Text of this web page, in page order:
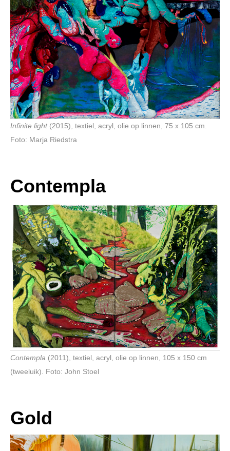
Infinite light(2015), textiel, acryl, olie op linnen, 75 x 105 cm.
Foto: Marja Riedstra
Contempla
Contempla (2011), textiel, acryl, olie op linnen, 105 x 150 cm
(tweeluik). Foto: John Stoel
Gold